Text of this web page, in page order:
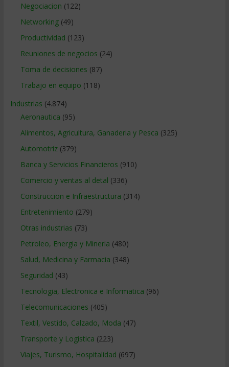
Negociacion (122)
Networking(49)
Productividad (123)
Reuniones de negocios (24)
Toma de decisiones (87)
Trabajo en equipo (118)
Industrias (4.874)
Aeronautica (95)
Alimentos, Agricultura, Ganaderia y Pesca (325)
Automotriz(379)
Banca y Servicios Financieros (910)
Comercio y ventas al detal (336)
Construccion e Infraestructura (314)
Entretenimiento (279)
Otras industrias (73)
Petroleo, Energia y Mineria (480)
Salud, Medicina y Farmacia (348)
Seguridad (43)
Tecnologia, Electronica e Informatica (96)
Telecomunicaciones (405)
Textil, Vestido, Calzado, Moda (47)
Transporte y Logistica (223)
Viajes, Turismo, Hospitalidad (697)